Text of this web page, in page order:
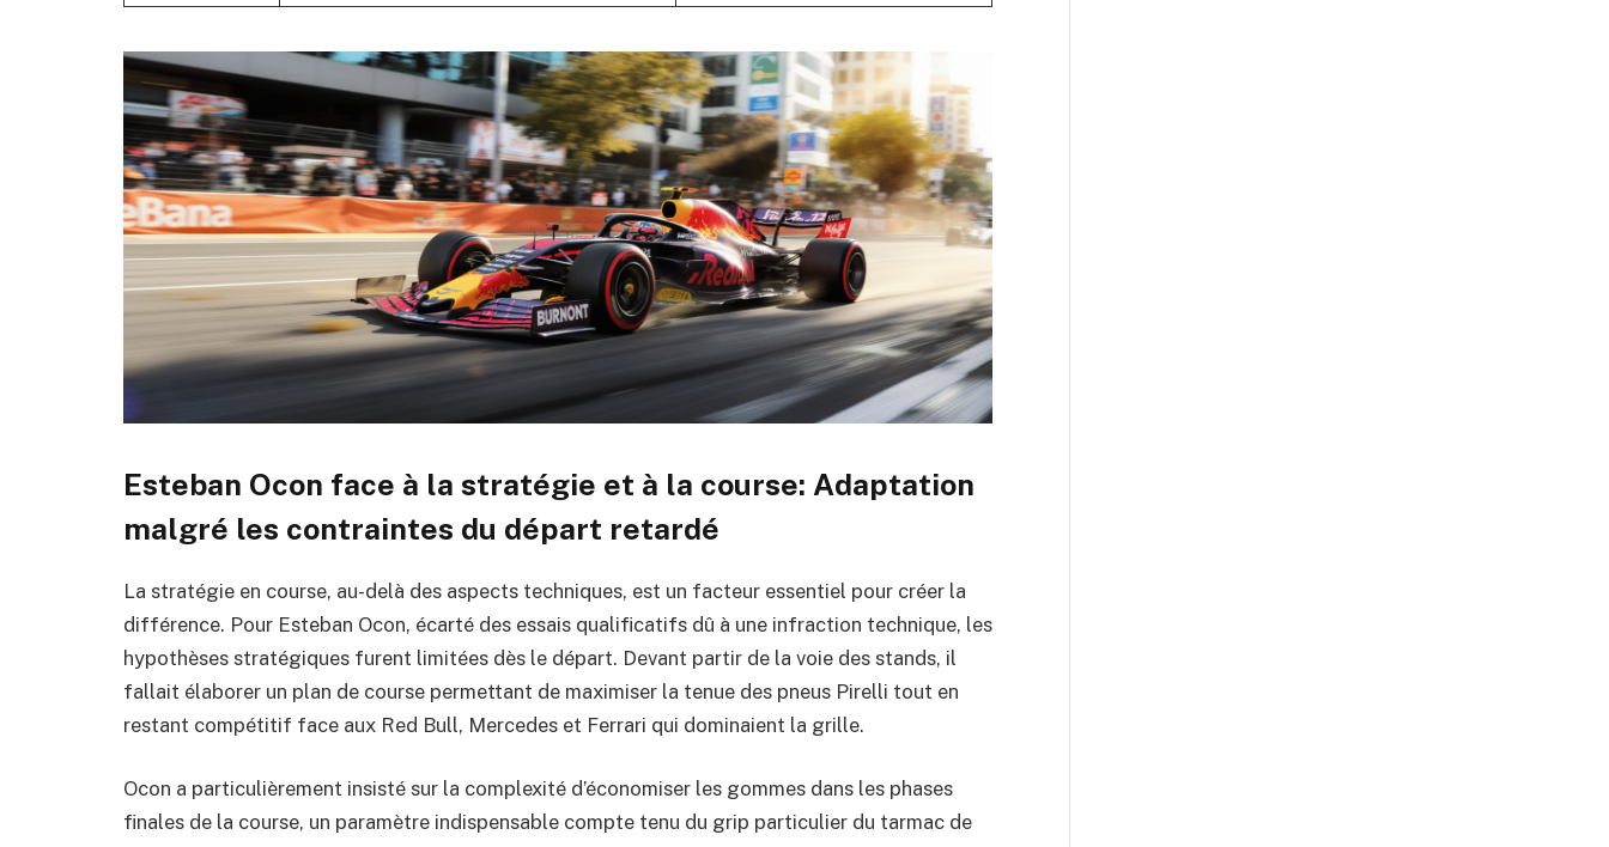
Esteban Ocon face à la stratégie et à la course: Adaptation
malgré les contraintes du départ retardé
La stratégie en course, au-delà des aspects techniques, est un facteur essentiel pour créer la
différence. Pour Esteban Ocon, écarté des essais qualificatifs dû à une infraction technique, les
hypothèses stratégiques furent limitées dès le départ. Devant partir de la voie des stands, il
fallait élaborer un plan de course permettant de maximiser la tenue des pneus Pirelli tout en
restant compétitif face aux Red Bull, Mercedes et Ferrari qui dominaient la grille.
Ocon a particulièrement insisté sur la complexité d’économiser les gommes dans les phases
finales de la course, un paramètre indispensable compte tenu du grip particulier du tarmac de